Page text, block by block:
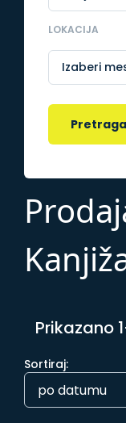
LOKACIJA
Izaberi
Pretraga
Prikazano
Sortiraj:
po datumu